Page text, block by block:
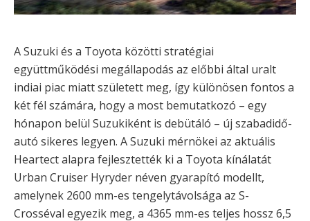
A Suzuki és a Toyota közötti stratégiai
együttműködési megállapodás az előbbi által uralt
indiai piac miatt született meg, így különösen fontos a
két fél számára, hogy a most bemutatkozó – egy
hónapon belül Suzukiként is debütáló – új szabadidő-
autó sikeres legyen. A Suzuki mérnökei az aktuális
Heartect alapra fejlesztették ki a Toyota kínálatát
Urban Cruiser Hyryder néven gyarapító modellt,
amelynek 2600 mm-es tengelytávolsága az S-
Crosséval egyezik meg, a 4365 mm-es teljes hossz 6,5